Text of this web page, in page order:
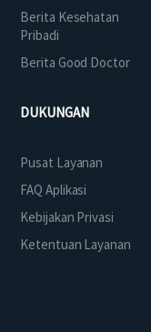
Berita Kesehatan
Pribadi
Berita Good Doctor
DUKUNGAN
Pusat Layanan
FAQ Aplikasi
Kebijakan Privasi
Ketentuan Layanan